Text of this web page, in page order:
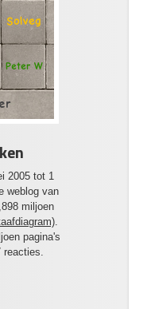
Solveg
Peter W
2005 tot 1
weblog van
miljoen
pagina's